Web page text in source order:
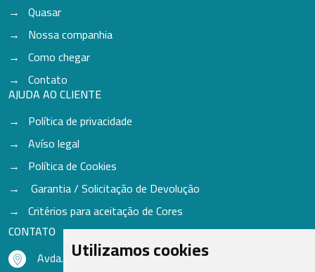
Utilizamos cookies
Quasar
Nossa companhia
Como chegar
Contato
AJUDA AO CLIENTE
Política de privacidade
Avíso legal
Política de Cookies
Garantia / Solicitação de Devolução
Critérios para aceitação de Cores
CONTATO
Avda. do Freixo - Sardoma, 13